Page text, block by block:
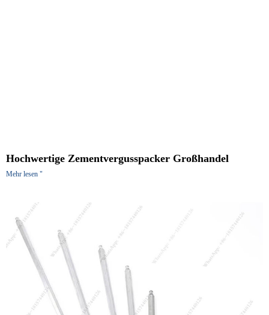
Hochwertige Zementvergusspacker Großhandel
Mehr lesen "